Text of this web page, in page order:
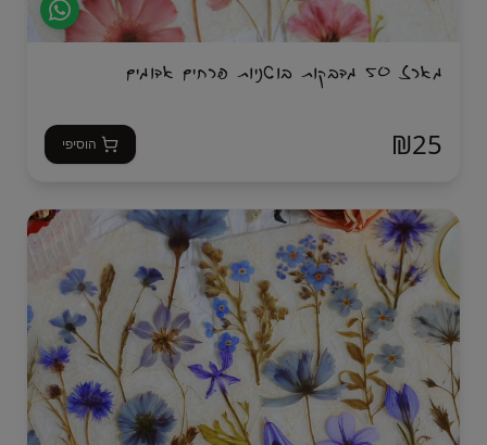
מארז 50 מדבקות בוטניות פרחים אדומים
₪25 הוסיפי